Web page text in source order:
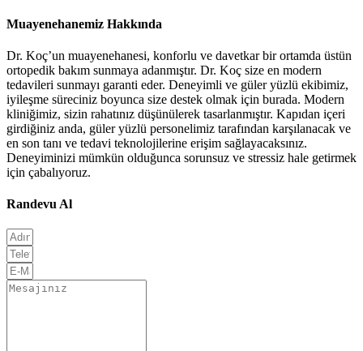
Muayenehanemiz Hakkında
Dr. Koç’un muayenehanesi, konforlu ve davetkar bir ortamda üstün
ortopedik bakım sunmaya adanmıştır. Dr. Koç size en modern
tedavileri sunmayı garanti eder. Deneyimli ve güler yüzlü ekibimiz,
iyileşme süreciniz boyunca size destek olmak için burada. Modern
kliniğimiz, sizin rahatınız düşünülerek tasarlanmıştır. Kapıdan içeri
girdiğiniz anda, güler yüzlü personelimiz tarafından karşılanacak ve
en son tanı ve tedavi teknolojilerine erişim sağlayacaksınız.
Deneyiminizi mümkün olduğunca sorunsuz ve stressiz hale getirmek
için çabalıyoruz.
Randevu Al